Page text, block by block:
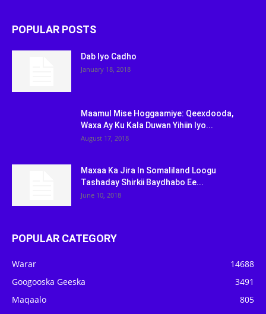
POPULAR POSTS
Dab Iyo Cadho
January 18, 2018
Maamul Mise Hoggaamiye: Qeexdooda,
Waxa Ay Ku Kala Duwan Yihiin Iyo...
August 17, 2018
Maxaa Ka Jira In Somaliland Loogu
Tashaday Shirkii Baydhabo Ee...
June 10, 2018
POPULAR CATEGORY
Warar
14688
Googooska Geeska
3491
Maqaalo
805